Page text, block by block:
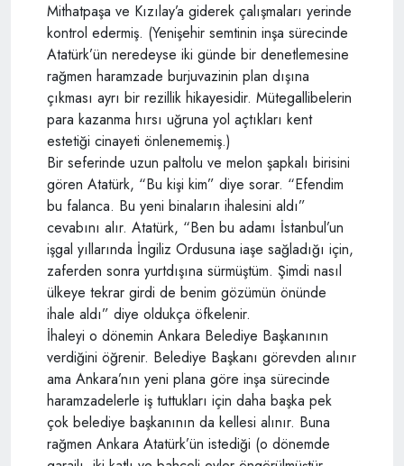
Mithatpaşa ve Kızılay’a giderek çalışmaları yerinde
kontrol edermiş. (Yenişehir semtinin inşa sürecinde
Atatürk’ün neredeyse iki günde bir denetlemesine
rağmen haramzade burjuvazinin plan dışına
çıkması ayrı bir rezillik hikayesidir. Mütegallibelerin
para kazanma hırsı uğruna yol açtıkları kent
estetiği cinayeti önlenememiş.)
Bir seferinde uzun paltolu ve melon şapkalı birisini
gören Atatürk, “Bu kişi kim” diye sorar. “Efendim
bu falanca. Bu yeni binaların ihalesini aldı”
cevabını alır. Atatürk, “Ben bu adamı İstanbul’un
işgal yıllarında İngiliz Ordusuna iaşe sağladığı için,
zaferden sonra yurtdışına sürmüştüm. Şimdi nasıl
ülkeye tekrar girdi de benim gözümün önünde
ihale aldı” diye oldukça öfkelenir.
İhaleyi o dönemin Ankara Belediye Başkanının
verdiğini öğrenir. Belediye Başkanı görevden alınır
ama Ankara’nın yeni plana göre inşa sürecinde
haramzadelerle iş tuttukları için daha başka pek
çok belediye başkanının da kellesi alınır. Buna
rağmen Ankara Atatürk’ün istediği (o dönemde